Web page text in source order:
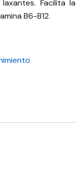
Facilita la
B6-B12.